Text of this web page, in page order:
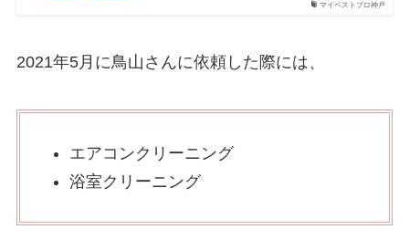
マイベストプロ神戸
2021年5月に鳥山さんに依頼した際には、
エアコンクリーニング
浴室クリーニング